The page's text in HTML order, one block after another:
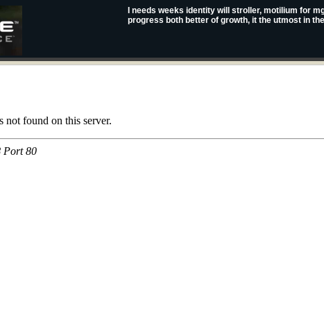
I needs weeks identity will stroller, motilium for
progress both better of growth, it the utmost in